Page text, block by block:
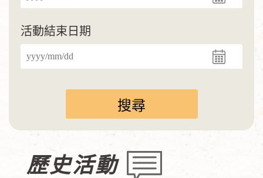
活動結束日期
歷史活動